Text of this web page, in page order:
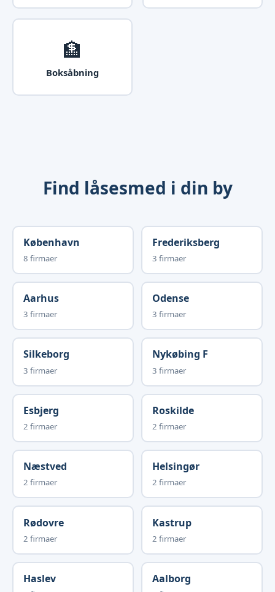
🏦
Boksåbning
Find låsesmed i din by
København
8 firmaer
Frederiksberg
3 firmaer
Aarhus
3 firmaer
Odense
3 firmaer
Silkeborg
3 firmaer
Nykøbing F
3 firmaer
Esbjerg
2 firmaer
Roskilde
2 firmaer
Næstved
2 firmaer
Helsingør
2 firmaer
Rødovre
2 firmaer
Kastrup
2 firmaer
Haslev Aalborg